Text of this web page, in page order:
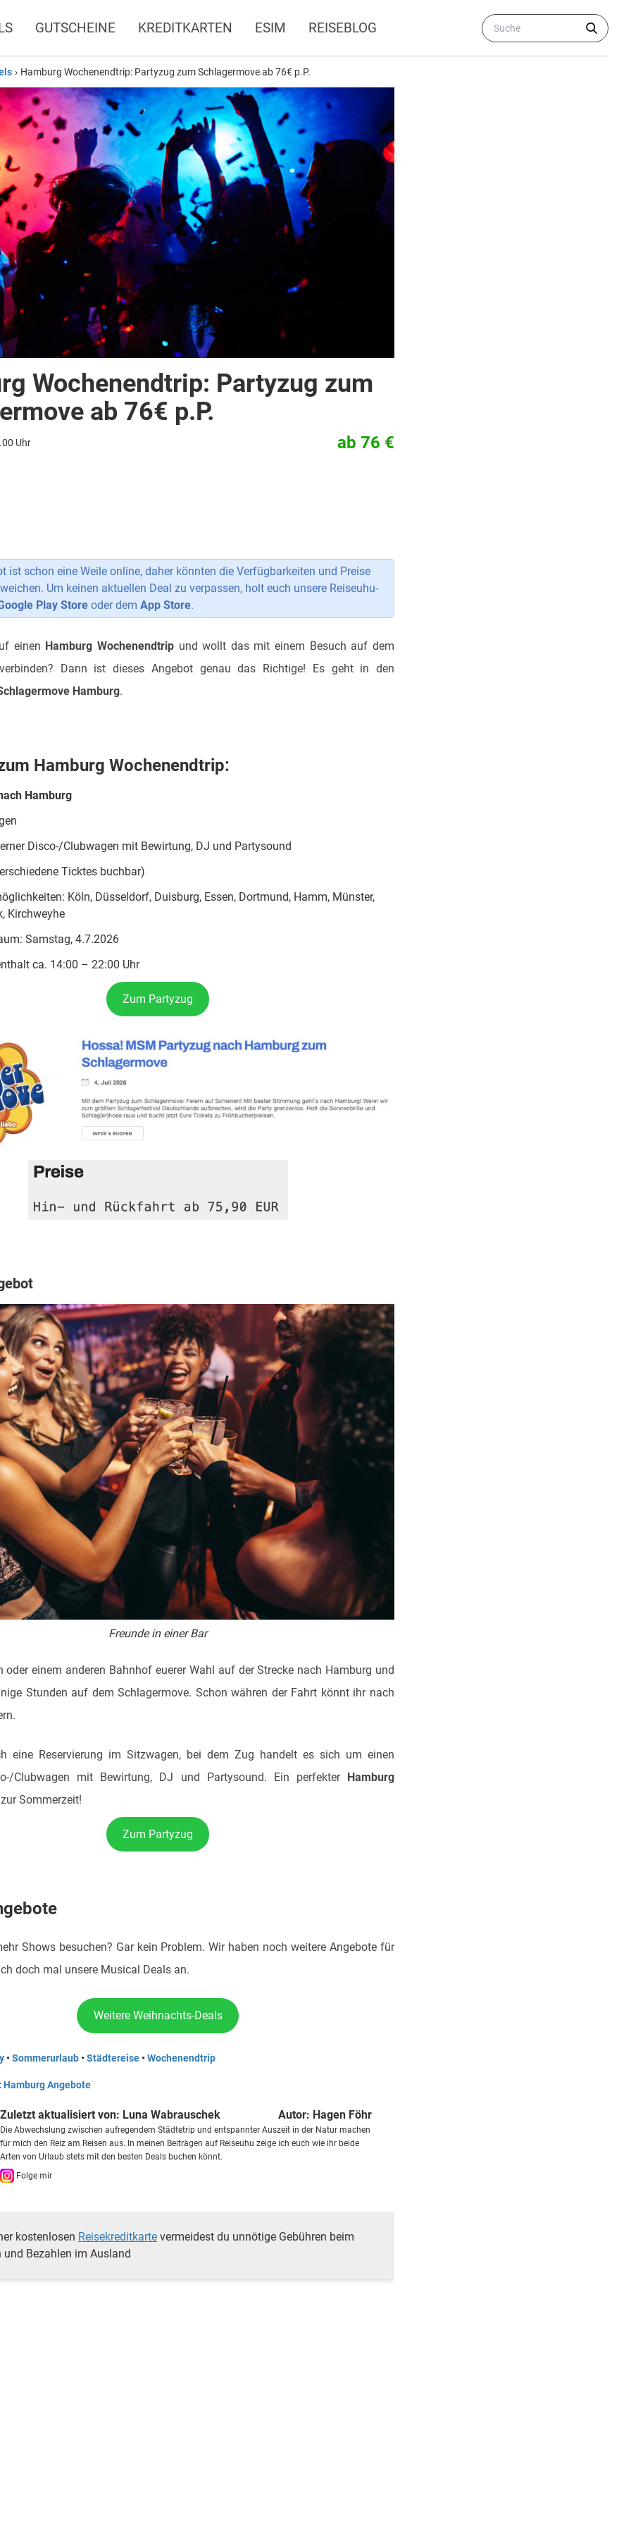
GUTSCHEINE KREDITKARTEN ESIM REISEBLOG
› Hamburg Wochenendtrip: Partyzug zum Schlagermove ab 76€ p.P.
Wochenendtrip: Partyzug zum
ab 76€ p.P.
Uhr ab 76 €
ist schon eine Weile online, daher könnten die Verfügbarkeiten und Preise
Um keinen aktuellen Deal zu verpassen, holt euch unsere Reiseuhu-
Play Store oder dem App Store.
einen Hamburg Wochenendtripund wollt das mit einem Besuch auf dem
Dann ist dieses Angebot genau das Richtige! Es geht in den
Hamburg.
Hamburg Wochenendtrip:
Hamburg
Disco-/Clubwagen mit Bewirtung, DJ und Partysound
Ticktes buchbar)
Köln, Düsseldorf, Duisburg, Essen, Dortmund, Hamm, Münster,
Kirchweyhe
Samstag, 4.7.2026
ca. 14:00 – 22:00 Uhr
Zum Partyzug
Freunde in einer Bar
oder einem anderen Bahnhof euerer Wahl auf der Strecke nach Hamburg und
Stunden auf dem Schlagermove. Schon währen der Fahrt könnt ihr nach
eine Reservierung im Sitzwagen, bei dem Zug handelt es sich um einen
Clubwagen mit Bewirtung, DJ und Partysound. Ein perfekter Hamburg
Sommerzeit!
Zum Partyzug
Shows besuchen? Gar kein Problem. Wir haben noch weitere Angebote für
doch mal unsere Musical Deals an.
Weitere Weihnachts-Deals
•Sommerurlaub •Städtereise •Wochenendtrip
Hamburg Angebote
Autor: Hagen Föhr
Zuletzt aktualisiert von: Luna Wabrauschek
Die Abwechslung zwischen aufregendem Städtetrip und entspannter Auszeit in der Natur machen
für mich den Reiz am Reisen aus. In meinen Beiträgen auf Reiseuhu zeige ich euch wie ihr beide
Arten von Urlaub stets mit den besten Deals buchen könnt.
Folge mir
kostenlosen Reisekreditkarte vermeidest du unnötige Gebühren beim
und Bezahlen im Ausland